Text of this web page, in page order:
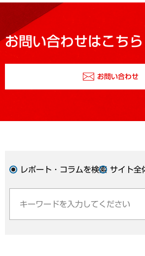
お問い合わせはこちら
お問い合わせ
レポート・コラムを検索 サイト全